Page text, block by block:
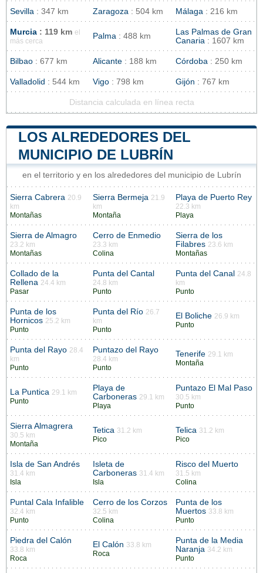
Sevilla : 347 km Zaragoza : 504 km Málaga : 216 km
Murcia : 119 km el
más cerca
Palma : 488 km
Las Palmas de Gran
Canaria : 1607 km
Bilbao : 677 km Alicante : 188 km Córdoba : 250 km
Valladolid : 544 km Vigo : 798 km Gijón : 767 km
Distancia calculada en línea recta
LOS ALREDEDORES DEL
MUNICIPIO DE LUBRÍN
en el territorio y en los alrededores del municipio de Lubrín
Sierra Cabrera 20.9
km
Montañas
Sierra Bermeja 21.9
km
Montaña
Playa de Puerto Rey
22.3 km
Playa
Sierra de Almagro
23.2 km
Montañas
Cerro de Enmedio
23.3 km
Colina
Sierra de los
Filabres 23.6 km
Montañas
Collado de la
Rellena 24.4 km
Pasar
Punta del Cantal
24.8 km
Punto
Punta del Canal
24.8
km
Punto
Punta de los
Hornicos 25.2 km
Punto
Punta del Río 26.7
km
Punto
El Boliche 26.9 km
Punto
Punta del Rayo 28.4
km
Punto
Puntazo del Rayo
28.4 km
Punto
Tenerife 29.1 km
Montaña
La Puntica 29.1 km
Punto
Playa de
Carboneras 29.1 km
Playa
Puntazo El Mal Paso
30.5 km
Punto
Sierra Almagrera
30.5 km
Montaña
Tetica 31.2 km
Pico
Telica 31.2 km
Pico
Isla de San Andrés
31.4 km
Isla
Isleta de
Carboneras 31.4 km
Isla
Risco del Muerto
31.5 km
Colina
Puntal Cala Infalible
32.4 km
Punto
Cerro de los Corzos
32.5 km
Colina
Punta de los
Muertos 33.8 km
Punto
Piedra del Calón
33.8 km
Roca
El Calón 33.8 km
Roca
Punta de la Media
Naranja 34.2 km
Punto